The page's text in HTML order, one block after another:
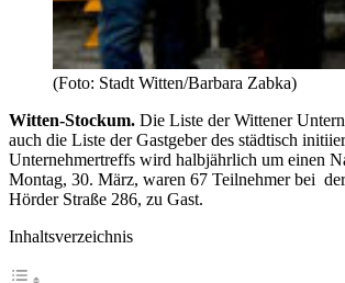
(Foto: Stadt Witten/Barbara Zabka)
Witten-Stockum. Die Liste der Wittener
auch die Liste der Gastgeber des städtisch
Unternehmertreffs wird halbjährlich um einen
Montag, 30. März, waren 67 Teilnehmer bei
Hörder Straße 286, zu Gast.
Inhaltsverzeichnis